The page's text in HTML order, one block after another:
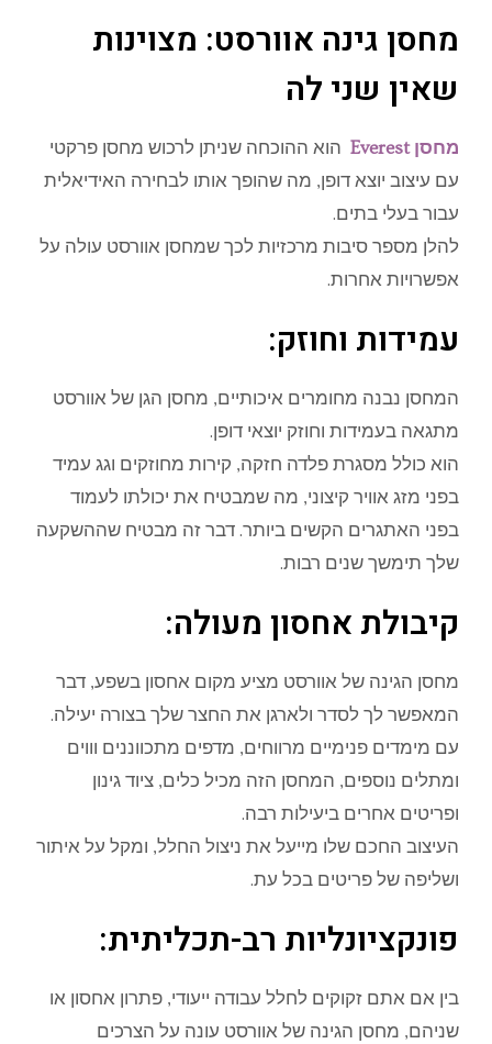
מחסן גינה אוורסט: מצוינות
שאין שני לה
מחסן Everest
הוא ההוכחה שניתן לרכוש מחסן פרקטי
עם עיצוב יוצא דופן, מה שהופך אותו לבחירה האידיאלית
עבור בעלי בתים.
להלן מספר סיבות מרכזיות לכך שמחסן אוורסט עולה על
אפשרויות אחרות.
עמידות וחוזק:
המחסן נבנה מחומרים איכותיים, מחסן הגן של אוורסט
מתגאה בעמידות וחוזק יוצאי דופן.
הוא כולל מסגרת פלדה חזקה, קירות מחוזקים וגג עמיד
בפני מזג אוויר קיצוני, מה שמבטיח את יכולתו לעמוד
בפני האתגרים הקשים ביותר. דבר זה מבטיח שההשקעה
שלך תימשך שנים רבות.
קיבולת אחסון מעולה:
מחסן הגינה של אוורסט מציע מקום אחסון בשפע, דבר
המאפשר לך לסדר ולארגן את החצר שלך בצורה יעילה.
עם מימדים פנימיים מרווחים, מדפים מתכווננים וווים
ומתלים נוספים, המחסן הזה מכיל כלים, ציוד גינון
ופריטים אחרים ביעילות רבה.
העיצוב החכם שלו מייעל את ניצול החלל, ומקל על איתור
ושליפה של פריטים בכל עת.
פונקציונליות רב-תכליתית:
בין אם אתם זקוקים לחלל עבודה ייעודי, פתרון אחסון או
שניהם, מחסן הגינה של אוורסט עונה על הצרכים